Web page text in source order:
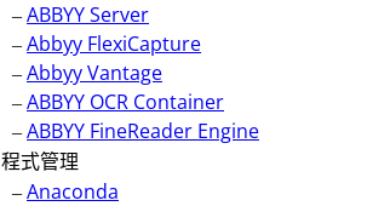
–ABBYY Server
–Abbyy FlexiCapture
–Abbyy Vantage
–ABBYY OCR Container
–ABBYY FineReader Engine
程式管理
–Anaconda